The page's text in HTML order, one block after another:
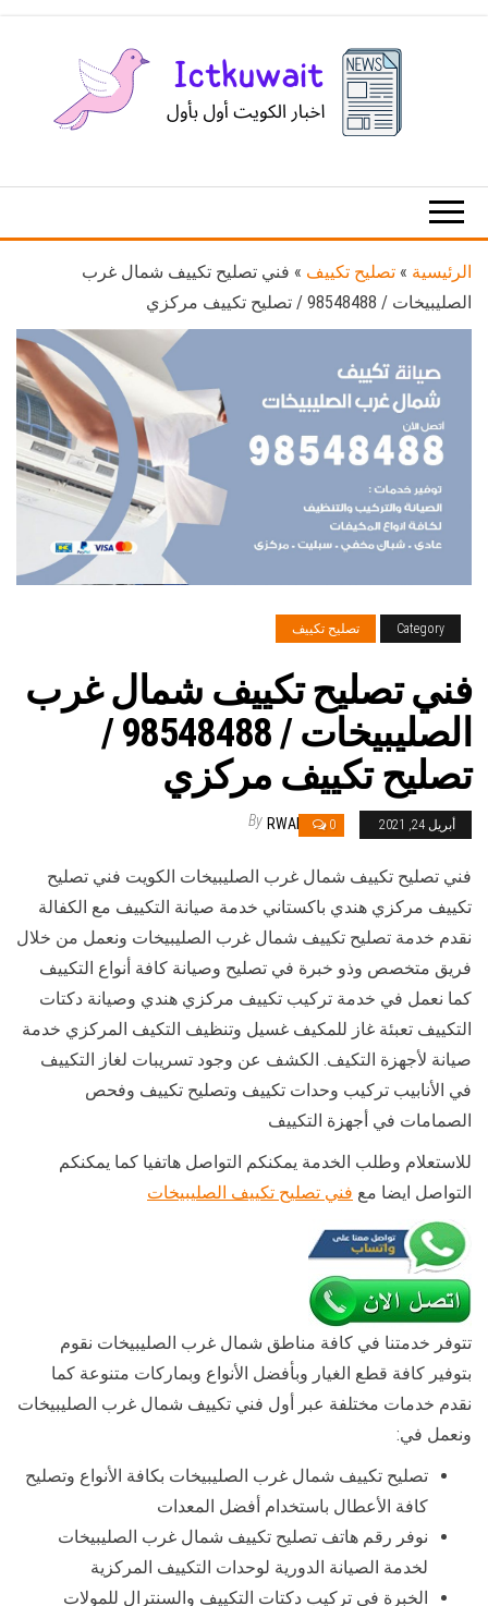
الكويت
الرئيسية » تصليح تكييف » فني تصليح تكييف شمال غرب
الصليبيخات / 98548488 / تصليح تكييف مركزي
Category تصليح تكييف
فني تصليح تكييف شمال غرب
الصليبيخات / 98548488 /
تصليح تكييف مركزي
أبريل 24, 2021 0
By RWAN
فني تصليح تكييف شمال غرب الصليبيخات الكويت فني تصليح
تكييف مركزي هندي باكستاني خدمة صيانة التكييف مع الكفالة
نقدم خدمة تصليح تكييف شمال غرب الصليبيخات ونعمل من خلال
فريق متخصص وذو خبرة في تصليح وصيانة كافة أنواع التكييف
كما نعمل في خدمة تركيب تكييف مركزي هندي وصيانة دكتات
التكييف تعبئة غاز للمكيف غسيل وتنظيف التكيف المركزي خدمة
صيانة لأجهزة التكيف. الكشف عن وجود تسريبات لغاز التكييف
في الأنابيب تركيب وحدات تكييف وتصليح تكييف وفحص
الصمامات في أجهزة التكييف
للاستعلام وطلب الخدمة يمكنكم التواصل هاتفيا كما يمكنكم
التواصل ايضا مع فني تصليح تكييف الصليبيخات
تتوفر خدمتنا في كافة مناطق شمال غرب الصليبيخات نقوم
بتوفير كافة قطع الغيار وبأفضل الأنواع وبماركات متنوعة كما
نقدم خدمات مختلفة عبر أول فني تكييف شمال غرب الصليبيخات
ونعمل في:
تصليح تكييف شمال غرب الصليبيخات بكافة الأنواع وتصليح
كافة الأعطال باستخدام أفضل المعدات
نوفر رقم هاتف تصليح تكييف شمال غرب الصليبيخات
لخدمة الصيانة الدورية لوحدات التكييف المركزية
الخبرة في تركيب دكتات التكييف والسنترال للمولات